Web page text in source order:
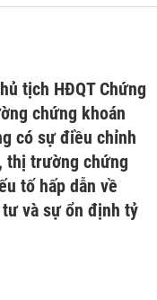
tịch HĐQT Chứng
chứng khoán
có sự điều chỉnh
thị trường chứng
tố hấp dẫn về
và sự ổn định tỷ